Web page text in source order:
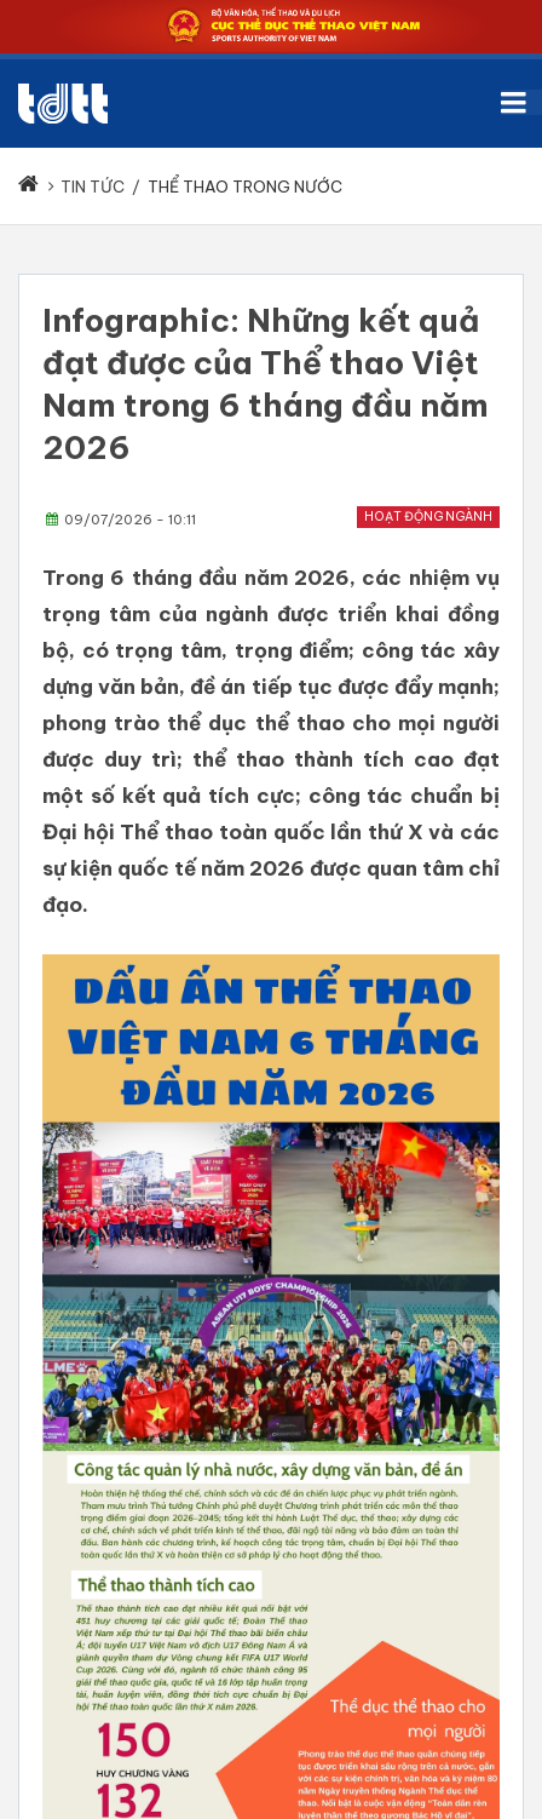
TIN TỨC / THỂ THAO TRONG NƯỚC
Infographic: Những kết quả
đạt được của Thể thao Việt
Nam trong 6 tháng đầu năm
2026
HOẠT ĐỘNG NGÀNH
09/07/2026 - 10:11
Trong 6 tháng đầu năm 2026, các nhiệm vụ
trọng tâm của ngành được triển khai đồng
bộ, có trọng tâm, trọng điểm; công tác xây
dựng văn bản, đề án tiếp tục được đẩy mạnh;
phong trào thể dục thể thao cho mọi người
được duy trì; thể thao thành tích cao đạt
một số kết quả tích cực; công tác chuẩn bị
Đại hội Thể thao toàn quốc lần thứ X và các
sự kiện quốc tế năm 2026 được quan tâm chỉ
đạo.